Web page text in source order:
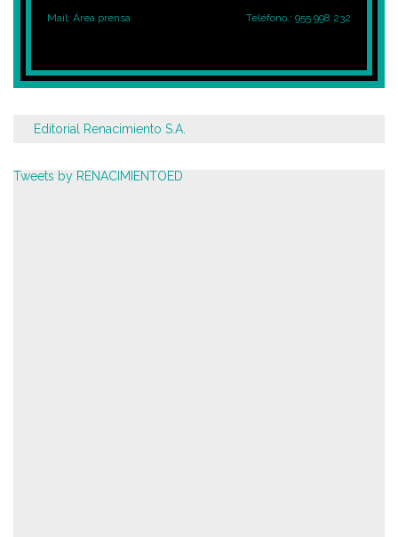
Mail: Área prensa Teléfono.: 955 998 232
Editorial Renacimiento S.A.
Tweets by RENACIMIENTOED